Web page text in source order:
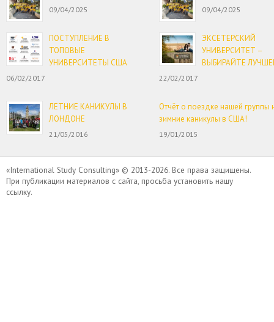
09/04/2025
ПОСТУПЛЕНИЕ В
ТОПОВЫЕ
УНИВЕРСИТЕТЫ США
06/02/2017
ЛЕТНИЕ КАНИКУЛЫ В
ЛОНДОНЕ
21/05/2016
09/04/2025
ЭКСЕТЕРСКИЙ
УНИВЕРСИТЕТ –
ВЫБИРАЙТЕ
22/02/2017
Отчёт о поездке нашей группы
зимние каникулы в США!
19/01/2015
«International Study Consulting» © 2013-2026. Все права защищены.
При публикации материалов с сайта, просьба установить нашу
ссылку.